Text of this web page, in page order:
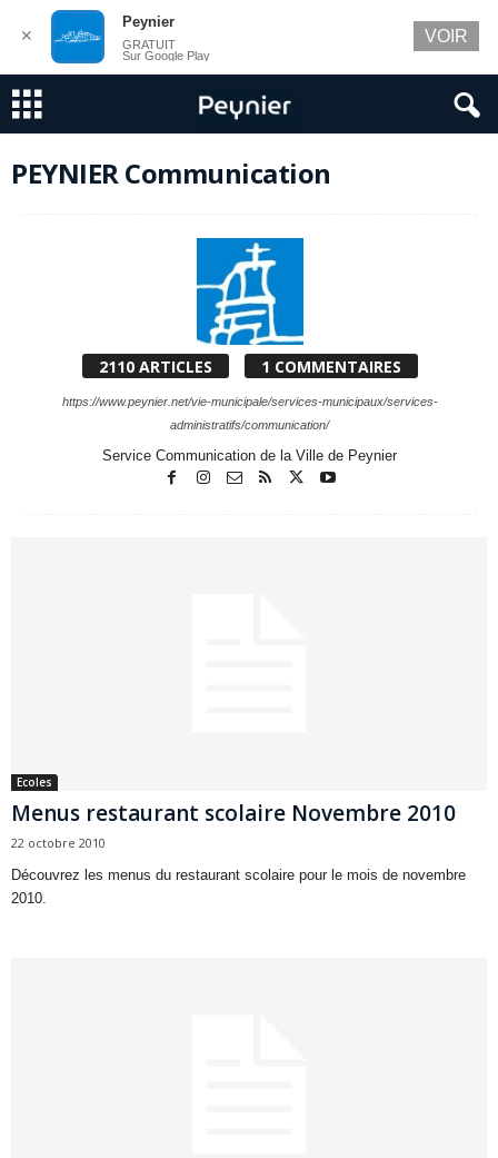
PEYNIER Communication
2110 ARTICLES 1 COMMENTAIRES
https://www.peynier.net/vie-municipale/services-municipaux/services-
administratifs/communication/
Service Communication de la Ville de Peynier
Ecoles
Menus restaurant scolaire Novembre 2010
22 octobre 2010
Découvrez les menus du restaurant scolaire pour le mois de novembre
2010.
✕
Peynier
GRATUIT
Sur Google Play
VOIR